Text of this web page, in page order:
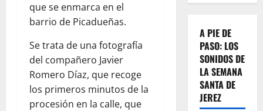
que se enmarca en el
barrio de Picadueñas.
Se trata de una fotografía
del compañero Javier
Romero Díaz, que recoge
los primeros minutos de la
procesión en la calle, que
A PIE DE
PASO: LOS
SONIDOS DE
LA SEMANA
SANTA DE
JEREZ